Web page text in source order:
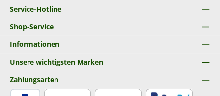
Service-Hotline
Shop-Service
Informationen
Unsere wichtigsten Marken
Zahlungsarten